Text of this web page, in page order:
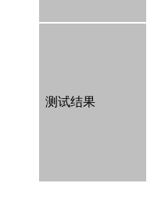
测试结果